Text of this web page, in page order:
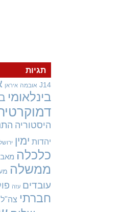
תגיות
J14 אובמה איראן
בינלאומי
דמוקרטיה
היסטוריה
יהדות ימין ירושלים
כלכלה מאבק
ממשלה
עובדים עזה
חברתי צה"ל